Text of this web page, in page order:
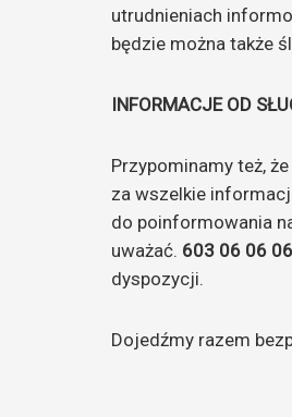
utrudnieniach
będzie można także
INFORMACJE OD
Przypominamy też,
za wszelkie
do poinformowania
uważać. 603 06 06 06
dyspozycji.
Dojedźmy razem